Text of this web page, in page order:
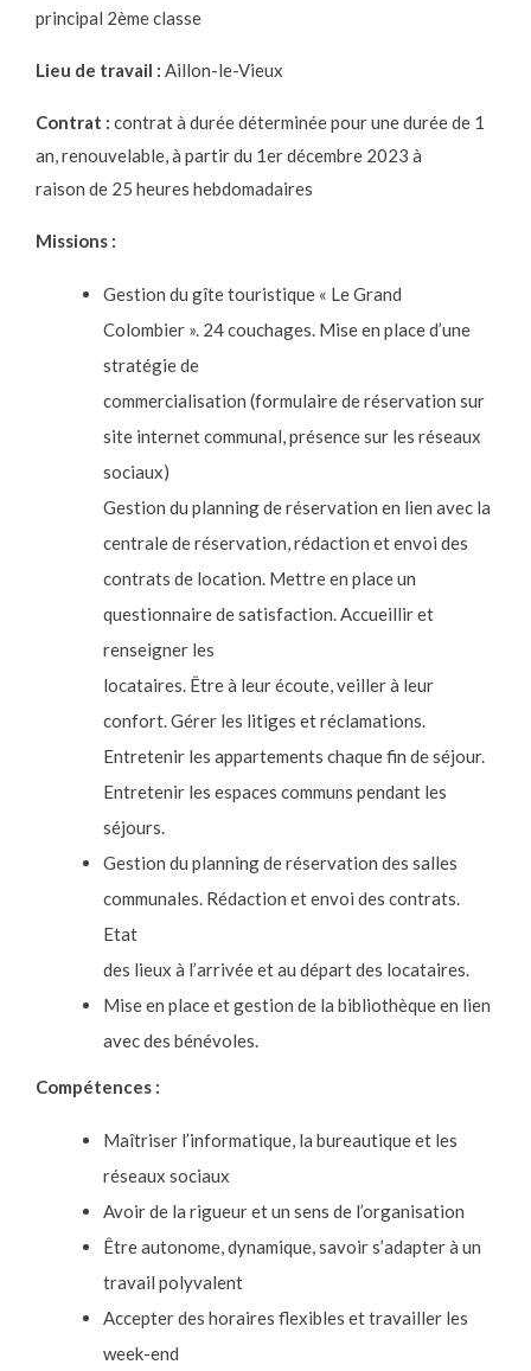
principal 2ème classe
Lieu de travail : Aillon-le-Vieux
Contrat : contrat à durée déterminée pour une durée de 1
an, renouvelable, à partir du 1er décembre 2023 à
raison de 25 heures hebdomadaires
Missions :
Gestion du gîte touristique « Le Grand
Colombier ». 24 couchages. Mise en place d’une
stratégie de
commercialisation (formulaire de réservation sur
site internet communal, présence sur les réseaux
sociaux)
Gestion du planning de réservation en lien avec la
centrale de réservation, rédaction et envoi des
contrats de location. Mettre en place un
questionnaire de satisfaction. Accueillir et
renseigner les
locataires. Être à leur écoute, veiller à leur
confort. Gérer les litiges et réclamations.
Entretenir les appartements chaque fin de séjour.
Entretenir les espaces communs pendant les
séjours.
Gestion du planning de réservation des salles
communales. Rédaction et envoi des contrats.
Etat
des lieux à l’arrivée et au départ des locataires.
Mise en place et gestion de la bibliothèque en lien
avec des bénévoles.
Compétences :
Maîtriser l’informatique, la bureautique et les
réseaux sociaux
Avoir de la rigueur et un sens de l’organisation
Être autonome, dynamique, savoir s’adapter à un
travail polyvalent
Accepter des horaires flexibles et travailler les
week-end